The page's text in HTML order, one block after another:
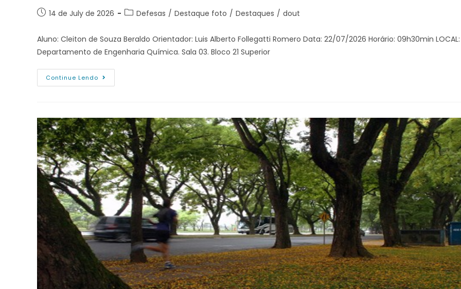
14 de July de 2026 Defesas / Destaque foto / Destaques / dout
Aluno: Cleiton de Souza Beraldo Orientador: Luis Alberto Follegatti Romero Data: 22/07/2026 Horário: 09h30min LOCAL:
Departamento de Engenharia Química. Sala 03. Bloco 21 Superior
Continue Lendo